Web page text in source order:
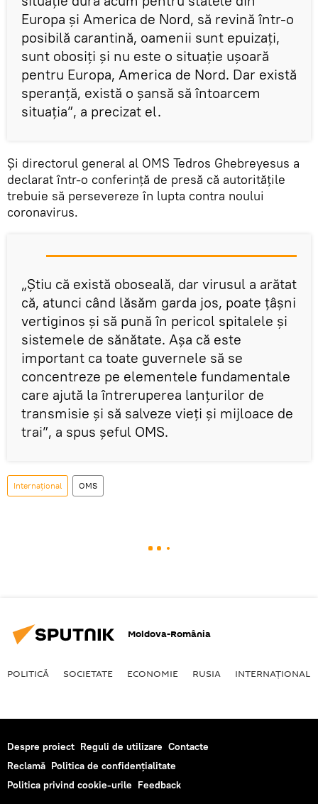
Europa și America de Nord, să revină într-o
posibilă carantină, oamenii sunt epuizați,
sunt obosiți și nu este o situație ușoară
pentru Europa, America de Nord. Dar există
speranță, există o șansă să întoarcem
situația”, a precizat el.
Și directorul general al OMS Tedros Ghebreyesus a
declarat într-o conferință de presă că autoritățile
trebuie să persevereze în lupta contra noului
coronavirus.
„Știu că există oboseală, dar virusul a arătat
că, atunci când lăsăm garda jos, poate țâșni
vertiginos și să pună în pericol spitalele și
sistemele de sănătate. Așa că este
important ca toate guvernele să se
concentreze pe elementele fundamentale
care ajută la întreruperea lanțurilor de
transmisie și să salveze vieți și mijloace de
trai”, a spus șeful OMS.
Internaţional OMS
Moldova-România
POLITICĂ SOCIETATE ECONOMIE RUSIA INTERNAŢIONAL
Despre proiect Reguli de utilizare Contacte
Reclamă Politica de confidențialitate
Politica privind cookie-urile Feedback